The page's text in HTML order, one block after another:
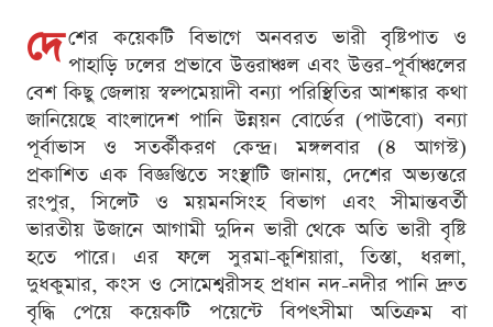
দে শের কয়েকটি বিভাগে অনবরত ভারী বৃষ্টিপাত ও
পাহাড়ি ঢলের প্রভাবে উত্তরাঞ্চল এবং উত্তর-পূর্বাঞ্চলের
বেশ কিছু জেলায় স্বল্পমেয়াদী বন্যা পরিস্থিতির আশঙ্কার কথা
জানিয়েছে বাংলাদেশ পানি উন্নয়ন বোর্ডের (পাউবো) বন্যা
পূর্বাভাস ও সতর্কীকরণ কেন্দ্র। মঙ্গলবার (৪ আগস্ট)
প্রকাশিত এক বিজ্ঞপ্তিতে সংস্থাটি জানায়, দেশের অভ্যন্তরে
রংপুর, সিলেট ও ময়মনসিংহ বিভাগ এবং সীমান্তবর্তী
ভারতীয় উজানে আগামী দুদিন ভারী থেকে অতি ভারী বৃষ্টি
হতে পারে। এর ফলে সুরমা-কুশিয়ারা, তিস্তা, ধরলা,
দুধকুমার, কংস ও সোমেশ্বরীসহ প্রধান নদ-নদীর পানি দ্রুত
বৃদ্ধি পেয়ে কয়েকটি পয়েন্টে বিপৎসীমা অতিক্রম বা